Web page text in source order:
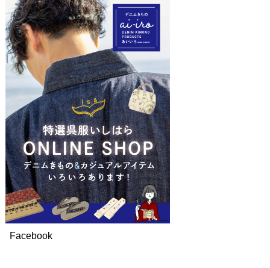
Facebook